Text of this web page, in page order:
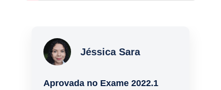
Jéssica Sara
Aprovada no Exame 2022.1